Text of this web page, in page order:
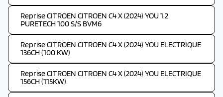
Reprise CITROEN CITROEN C4 X (2024) YOU 1.2
PURETECH 100 S/S BVM6
Reprise CITROEN CITROEN C4 X (2024) YOU ELECTRIQUE
136CH (100 KW)
Reprise CITROEN CITROEN C4 X (2024) YOU ELECTRIQUE
156CH (115KW)